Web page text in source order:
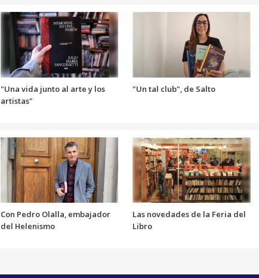
"Una vida junto al arte y los
artistas"
"Un tal club", de Salto
Con Pedro Olalla, embajador
del Helenismo
Las novedades de la Feria del
Libro